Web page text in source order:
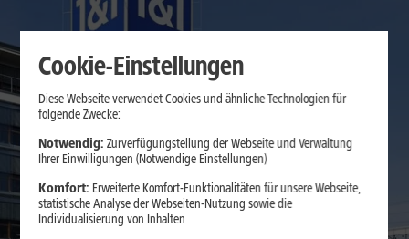
Cookie-Einstellungen
Diese Webseite verwendet Cookies und ähnliche Technologien für
folgende Zwecke:
Notwendig: Zurverfügungstellung der Webseite und Verwaltung
Ihrer Einwilligungen (Notwendige Einstellungen)
Komfort: Erweiterte Komfort-Funktionalitäten für unsere Webseite,
statistische Analyse der Webseiten-Nutzung sowie die
Individualisierung von Inhalten